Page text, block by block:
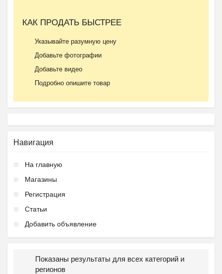
КАК ПРОДАТЬ БЫСТРЕЕ
Указывайте разумную цену
Добавьте фотографии
Добавьте видео
Подробно опишите товар
Навигация
На главную
Магазины
Регистрация
Статьи
Добавить объявление
Показаны результаты для всех категорий и
регионов